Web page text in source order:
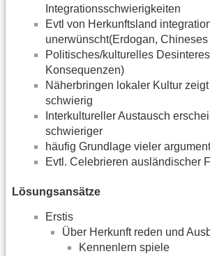
Integrationsschwierigkeiten
Evtl von Herkunftsland
unerwünscht(Erdogan,
Politisches/kulturelles
Konsequenzen)
Näherbringen lokaler Kultur
schwierig
Interkultureller Austausch
schwieriger
häufig Grundlage vieler
Evtl. Celebrieren ausländischer
Lösungsansätze
Erstis
Über Herkunft reden und
Kennenlern spiele